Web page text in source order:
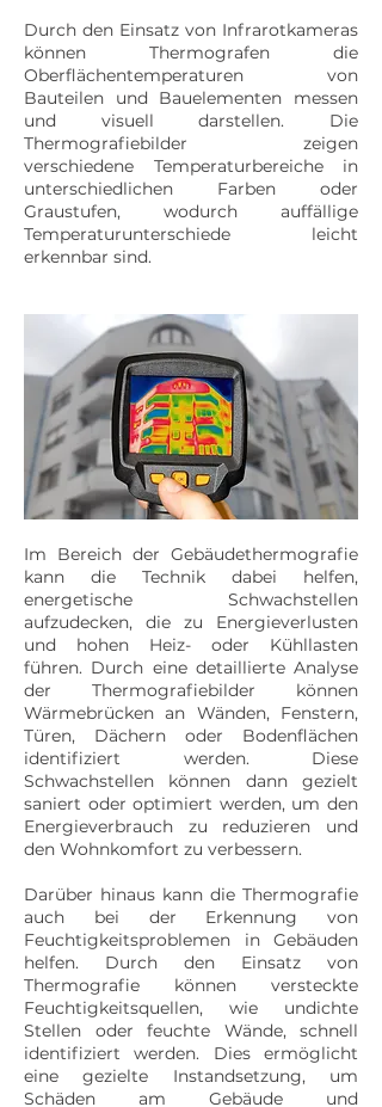
Durch den Einsatz von Infrarotkameras
können Thermografen die
Oberflächentemperaturen von
Bauteilen und Bauelementen messen
und visuell darstellen. Die
Thermografiebilder zeigen
verschiedene Temperaturbereiche in
unterschiedlichen Farben oder
Graustufen, wodurch auffällige
Temperaturunterschiede leicht
erkennbar sind.
Im Bereich der Gebäudethermografie
kann die Technik dabei helfen,
energetische Schwachstellen
aufzudecken, die zu Energieverlusten
und hohen Heiz- oder Kühllasten
führen. Durch eine detaillierte Analyse
der Thermografiebilder können
Wärmebrücken an Wänden, Fenstern,
Türen, Dächern oder Bodenflächen
identifiziert werden. Diese
Schwachstellen können dann gezielt
saniert oder optimiert werden, um den
Energieverbrauch zu reduzieren und
den Wohnkomfort zu verbessern.
Darüber hinaus kann die Thermografie
auch bei der Erkennung von
Feuchtigkeitsproblemen in Gebäuden
helfen. Durch den Einsatz von
Thermografie können versteckte
Feuchtigkeitsquellen, wie undichte
Stellen oder feuchte Wände, schnell
identifiziert werden. Dies ermöglicht
eine gezielte Instandsetzung, um
Schäden am Gebäude und